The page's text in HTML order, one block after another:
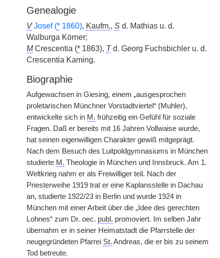
Genealogie
V Josef (* 1860), Kaufm., S d. Mathias u. d.
Walburga Körner;
MCrescentia (* 1863), Td. Georg Fuchsbichler u. d.
Crescentia Kaming.
Biographie
Aufgewachsen in Giesing, einem „ausgesprochen
proletarischen Münchner Vorstadtviertel“ (Muhler),
entwickelte sich in M. frühzeitig ein Gefühl für soziale
Fragen. Daß er bereits mit 16 Jahren Vollwaise wurde,
hat seinen eigenwilligen Charakter gewiß mitgeprägt.
Nach dem Besuch des Luitpoldgymnasiums in München
studierte M. Theologie in München und Innsbruck. Am 1.
Weltkrieg nahm er als Freiwilliger teil. Nach der
Priesterweihe 1919 trat er eine Kaplansstelle in Dachau
an, studierte 1922/23 in Berlin und wurde 1924 in
München mit einer Arbeit über die „Idee des gerechten
Lohnes“ zum Dr. oec. publ. promoviert. Im selben Jahr
übernahm er in seiner Heimatstadt die Pfarrstelle der
neugegründeten Pfarrei St. Andreas, die er bis zu seinem
Tod betreute.